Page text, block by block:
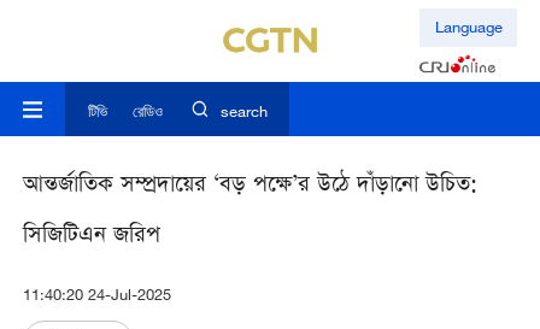
Language
টিভি রেডিও search
আন্তর্জাতিক সম্প্রদায়ের ‘বড় পক্ষে’র উঠে দাঁড়ানো উচিত:
সিজিটিএন জরিপ
11:40:20 24-Jul-2025